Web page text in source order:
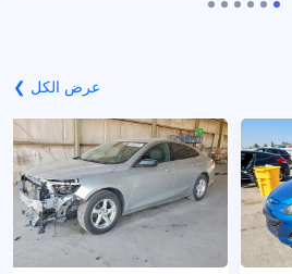
عرض الكل ❯